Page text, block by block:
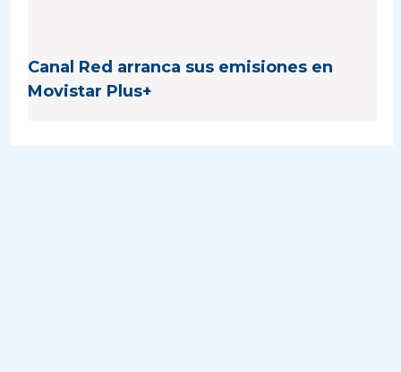
Canal Red arranca sus emisiones en
Movistar Plus+